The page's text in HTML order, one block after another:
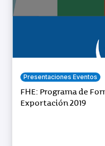
Presentaciones Eventos
FHE: Programa de
Exportación 2019